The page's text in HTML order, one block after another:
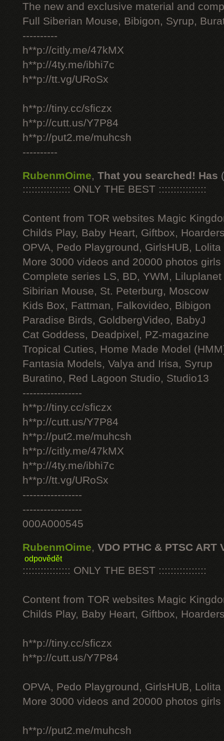
The new and exclusive material and
Full Siberian Mouse, Bibigon, Syrup,
----------
h**p://citly.me/47kMX
h**p://4ty.me/ibhi7c
h**p://tt.vg/URoSx
h**p://tiny.cc/sficzx
h**p://cutt.us/Y7P84
h**p://put2.me/muhcsh
----------
RubenmOime, That you searched! Has
:::::::::::::::: ONLY THE BEST ::::::::::::::::
Content from TOR websites Magic
Childs Play, Baby Heart, Giftbox,
OPVA, Pedo Playground, GirlsHUB, Lolita
More 3000 videos and 20000 photos
Complete series LS, BD, YWM, Liluplanet
Sibirian Mouse, St. Peterburg, Moscow
Kids Box, Fattman, Falkovideo, Bibigon
Paradise Birds, GoldbergVideo, BabyJ
Cat Goddess, Deadpixel, PZ-magazine
Tropical Cuties, Home Made Model
Fantasia Models, Valya and Irisa, Syrup
Buratino, Red Lagoon Studio, Studio13
-----------------
h**p://tiny.cc/sficzx
h**p://cutt.us/Y7P84
h**p://put2.me/muhcsh
h**p://citly.me/47kMX
h**p://4ty.me/ibhi7c
h**p://tt.vg/URoSx
-----------------
-----------------
000A000545
RubenmOime, VDO PTHC & PTSC ART
odpovědět
:::::::::::::::: ONLY THE BEST ::::::::::::::::
Content from TOR websites Magic
Childs Play, Baby Heart, Giftbox,
h**p://tiny.cc/sficzx
h**p://cutt.us/Y7P84
OPVA, Pedo Playground, GirlsHUB, Lolita
More 3000 videos and 20000 photos
h**p://put2.me/muhcsh